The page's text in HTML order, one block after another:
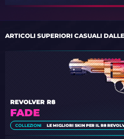
FADE
REVOLVER R8
COLLEZIONI LE MIGLIORI SKIN PER IL R8